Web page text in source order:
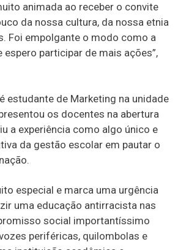
animada ao receber o convite
da nossa cultura, da nossa etnia
Foi empolgante o modo como a
participar de mais ações”,
estudante de Marketing na unidade
os docentes na abertura
a experiência como algo único e
da gestão escolar em pautar o
especial e marca uma urgência
uma educação antirracista nas
social importantíssimo
periféricas, quilombolas e